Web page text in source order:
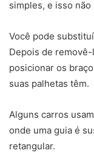
simples, e isso
Você pode
Depois de
posicionar os
suas palhetas têm.
Alguns carros
onde uma guia é
retangular.